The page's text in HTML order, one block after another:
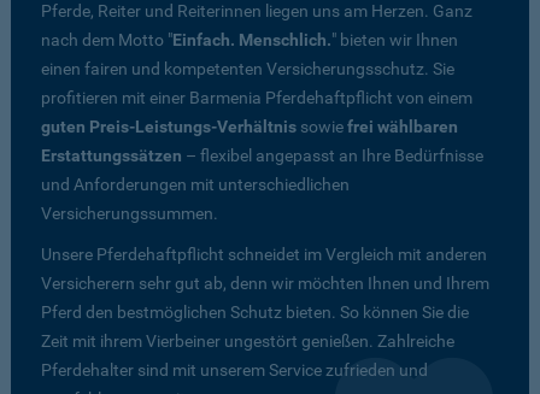
Pferde, Reiter und Reiterinnen liegen uns am Herzen. Ganz
nach dem Motto "Einfach. Menschlich." bieten wir Ihnen
einen fairen und kompetenten Versicherungsschutz. Sie
profitieren mit einer Barmenia Pferdehaftpflicht von einem
guten Preis-Leistungs-Verhältnis sowiefrei wählbaren
Erstattungssätzen – flexibel angepasst an Ihre Bedürfnisse
und Anforderungen mit unterschiedlichen
Versicherungssummen.
Unsere Pferdehaftpflicht schneidet im Vergleich mit anderen
Versicherern sehr gut ab, denn wir möchten Ihnen und Ihrem
Pferd den bestmöglichen Schutz bieten. So können Sie die
Zeit mit ihrem Vierbeiner ungestört genießen. Zahlreiche
Pferdehalter sind mit unserem Service zufrieden und